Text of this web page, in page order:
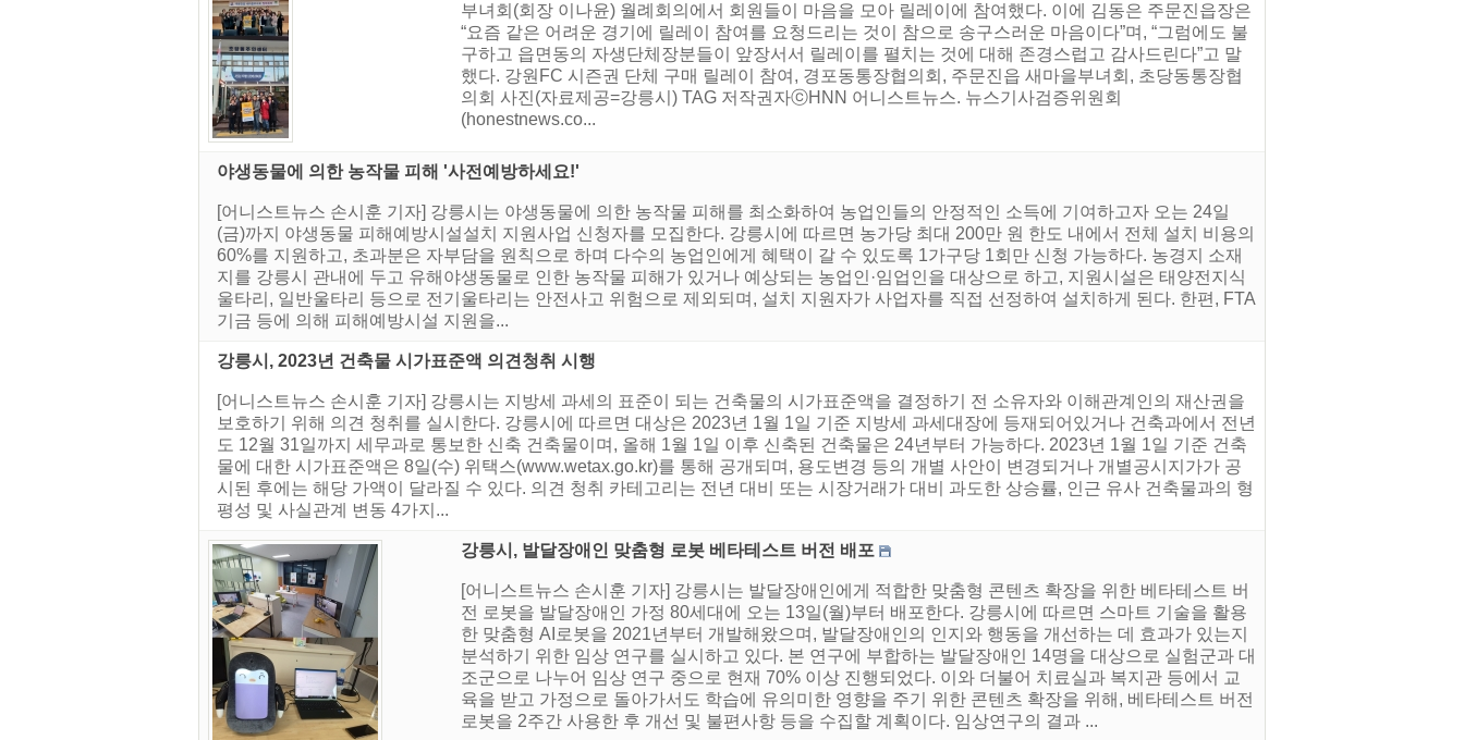
부녀회(회장 이나윤) 월례회의에서 회원들이 마음을 모아 릴레이에 참여했다. 이에 김동은 주문진읍장은
“요즘 같은 어려운 경기에 릴레이 참여를 요청드리는 것이 참으로 송구스러운 마음이다”며, “그럼에도 불
구하고 읍면동의 자생단체장분들이 앞장서서 릴레이를 펼치는 것에 대해 존경스럽고 감사드린다”고 말
했다. 강원FC 시즌권 단체 구매 릴레이 참여, 경포동통장협의회, 주문진읍 새마을부녀회, 초당동통장협
의회 사진(자료제공=강릉시) TAG 저작권자ⓒHNN 어니스트뉴스. 뉴스기사검증위원회
(honestnews.co...
야생동물에 의한 농작물 피해 '사전예방하세요!'
[어니스트뉴스 손시훈 기자] 강릉시는 야생동물에 의한 농작물 피해를 최소화하여 농업인들의 안정적인 소득에 기여하고자 오는 24일
(금)까지 야생동물 피해예방시설설치 지원사업 신청자를 모집한다. 강릉시에 따르면 농가당 최대 200만 원 한도 내에서 전체 설치 비용의
60%를 지원하고, 초과분은 자부담을 원칙으로 하며 다수의 농업인에게 혜택이 갈 수 있도록 1가구당 1회만 신청 가능하다. 농경지 소재
지를 강릉시 관내에 두고 유해야생동물로 인한 농작물 피해가 있거나 예상되는 농업인·임업인을 대상으로 하고, 지원시설은 태양전지식
울타리, 일반울타리 등으로 전기울타리는 안전사고 위험으로 제외되며, 설치 지원자가 사업자를 직접 선정하여 설치하게 된다. 한편, FTA
기금 등에 의해 피해예방시설 지원을...
강릉시, 2023년 건축물 시가표준액 의견청취 시행
[어니스트뉴스 손시훈 기자] 강릉시는 지방세 과세의 표준이 되는 건축물의 시가표준액을 결정하기 전 소유자와 이해관계인의 재산권을
보호하기 위해 의견 청취를 실시한다. 강릉시에 따르면 대상은 2023년 1월 1일 기준 지방세 과세대장에 등재되어있거나 건축과에서 전년
도 12월 31일까지 세무과로 통보한 신축 건축물이며, 올해 1월 1일 이후 신축된 건축물은 24년부터 가능하다. 2023년 1월 1일 기준 건축
물에 대한 시가표준액은 8일(수) 위택스(www.wetax.go.kr)를 통해 공개되며, 용도변경 등의 개별 사안이 변경되거나 개별공시지가가 공
시된 후에는 해당 가액이 달라질 수 있다. 의견 청취 카테고리는 전년 대비 또는 시장거래가 대비 과도한 상승률, 인근 유사 건축물과의 형
평성 및 사실관계 변동 4가지...
강릉시, 발달장애인 맞춤형 로봇 베타테스트 버전 배포
[어니스트뉴스 손시훈 기자] 강릉시는 발달장애인에게 적합한 맞춤형 콘텐츠 확장을 위한 베타테스트 버
전 로봇을 발달장애인 가정 80세대에 오는 13일(월)부터 배포한다. 강릉시에 따르면 스마트 기술을 활용
한 맞춤형 AI로봇을 2021년부터 개발해왔으며, 발달장애인의 인지와 행동을 개선하는 데 효과가 있는지
분석하기 위한 임상 연구를 실시하고 있다. 본 연구에 부합하는 발달장애인 14명을 대상으로 실험군과 대
조군으로 나누어 임상 연구 중으로 현재 70% 이상 진행되었다. 이와 더불어 치료실과 복지관 등에서 교
육을 받고 가정으로 돌아가서도 학습에 유의미한 영향을 주기 위한 콘텐츠 확장을 위해, 베타테스트 버전
로봇을 2주간 사용한 후 개선 및 불편사항 등을 수집할 계획이다. 임상연구의 결과 ...